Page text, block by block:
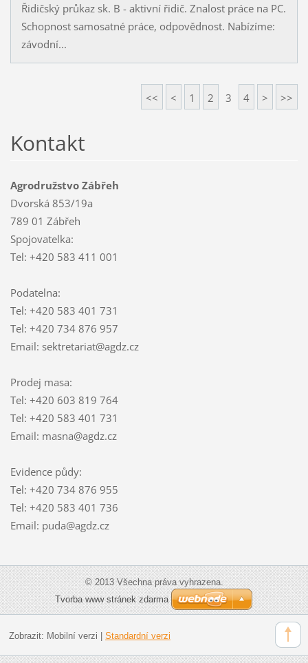
Řidičský průkaz sk. B - aktivní řidič. Znalost práce na PC.
Schopnost samosatné práce, odpovědnost. Nabízíme:
závodní...
<< < 1 2 3 4 > >>
Kontakt
Agrodružstvo Zábřeh
Dvorská 853/19a
789 01 Zábřeh
Spojovatelka:
Tel: +420 583 411 001
Podatelna:
Tel: +420 583 401 731
Tel: +420 734 876 957
Email: sektretariat@agdz.cz
Prodej masa:
Tel: +420 603 819 764
Tel: +420 583 401 731
Email: masna@agdz.cz
Evidence půdy:
Tel: +420 734 876 955
Tel: +420 583 401 736
Email: puda@agdz.cz
© 2013 Všechna práva vyhrazena.
Tvorba www stránek zdarma
Zobrazit: Mobilní verzi Standardní verzi